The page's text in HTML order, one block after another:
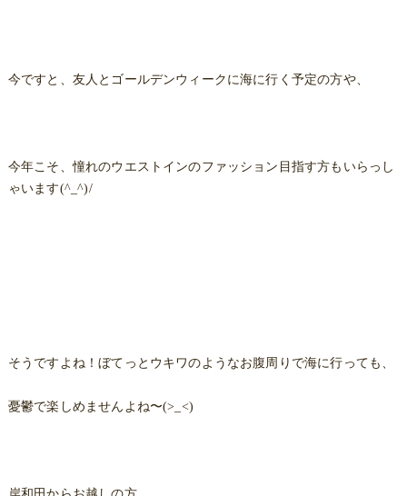
今ですと、友人とゴールデンウィークに海に行く予定の方や、
今年こそ、憧れのウエストインのファッション目指す方もいらっし
ゃいます(^_^)/
そうですよね！ぼてっとウキワのようなお腹周りで海に行っても、
憂鬱で楽しめませんよね〜(>_<)